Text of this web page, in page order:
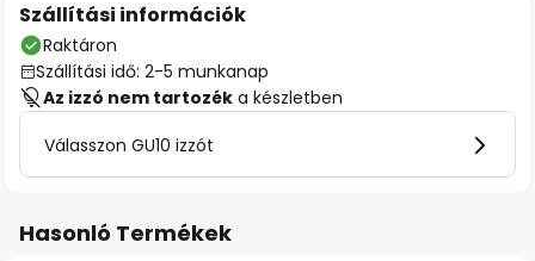
Szállítási információk
Raktáron
Szállítási idő: 2-5 munkanap
Az izzó nem tartozék a készletben
Válasszon GU10 izzót
Hasonló Termékek